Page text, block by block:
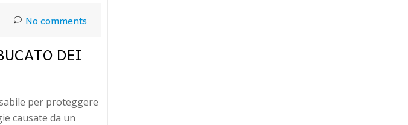
No comments
DEI
per proteggere
causate da un